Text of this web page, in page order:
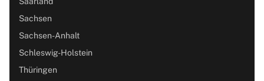
Sachsen
Sachsen-Anhalt
Schleswig-Holstein
Thüringen